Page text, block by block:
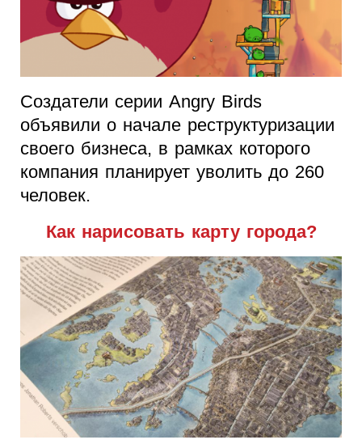
Создатели серии Angry Birds
объявили о начале реструктуризации
своего бизнеса, в рамках которого
компания планирует уволить до 260
человек.
Как нарисовать карту города?